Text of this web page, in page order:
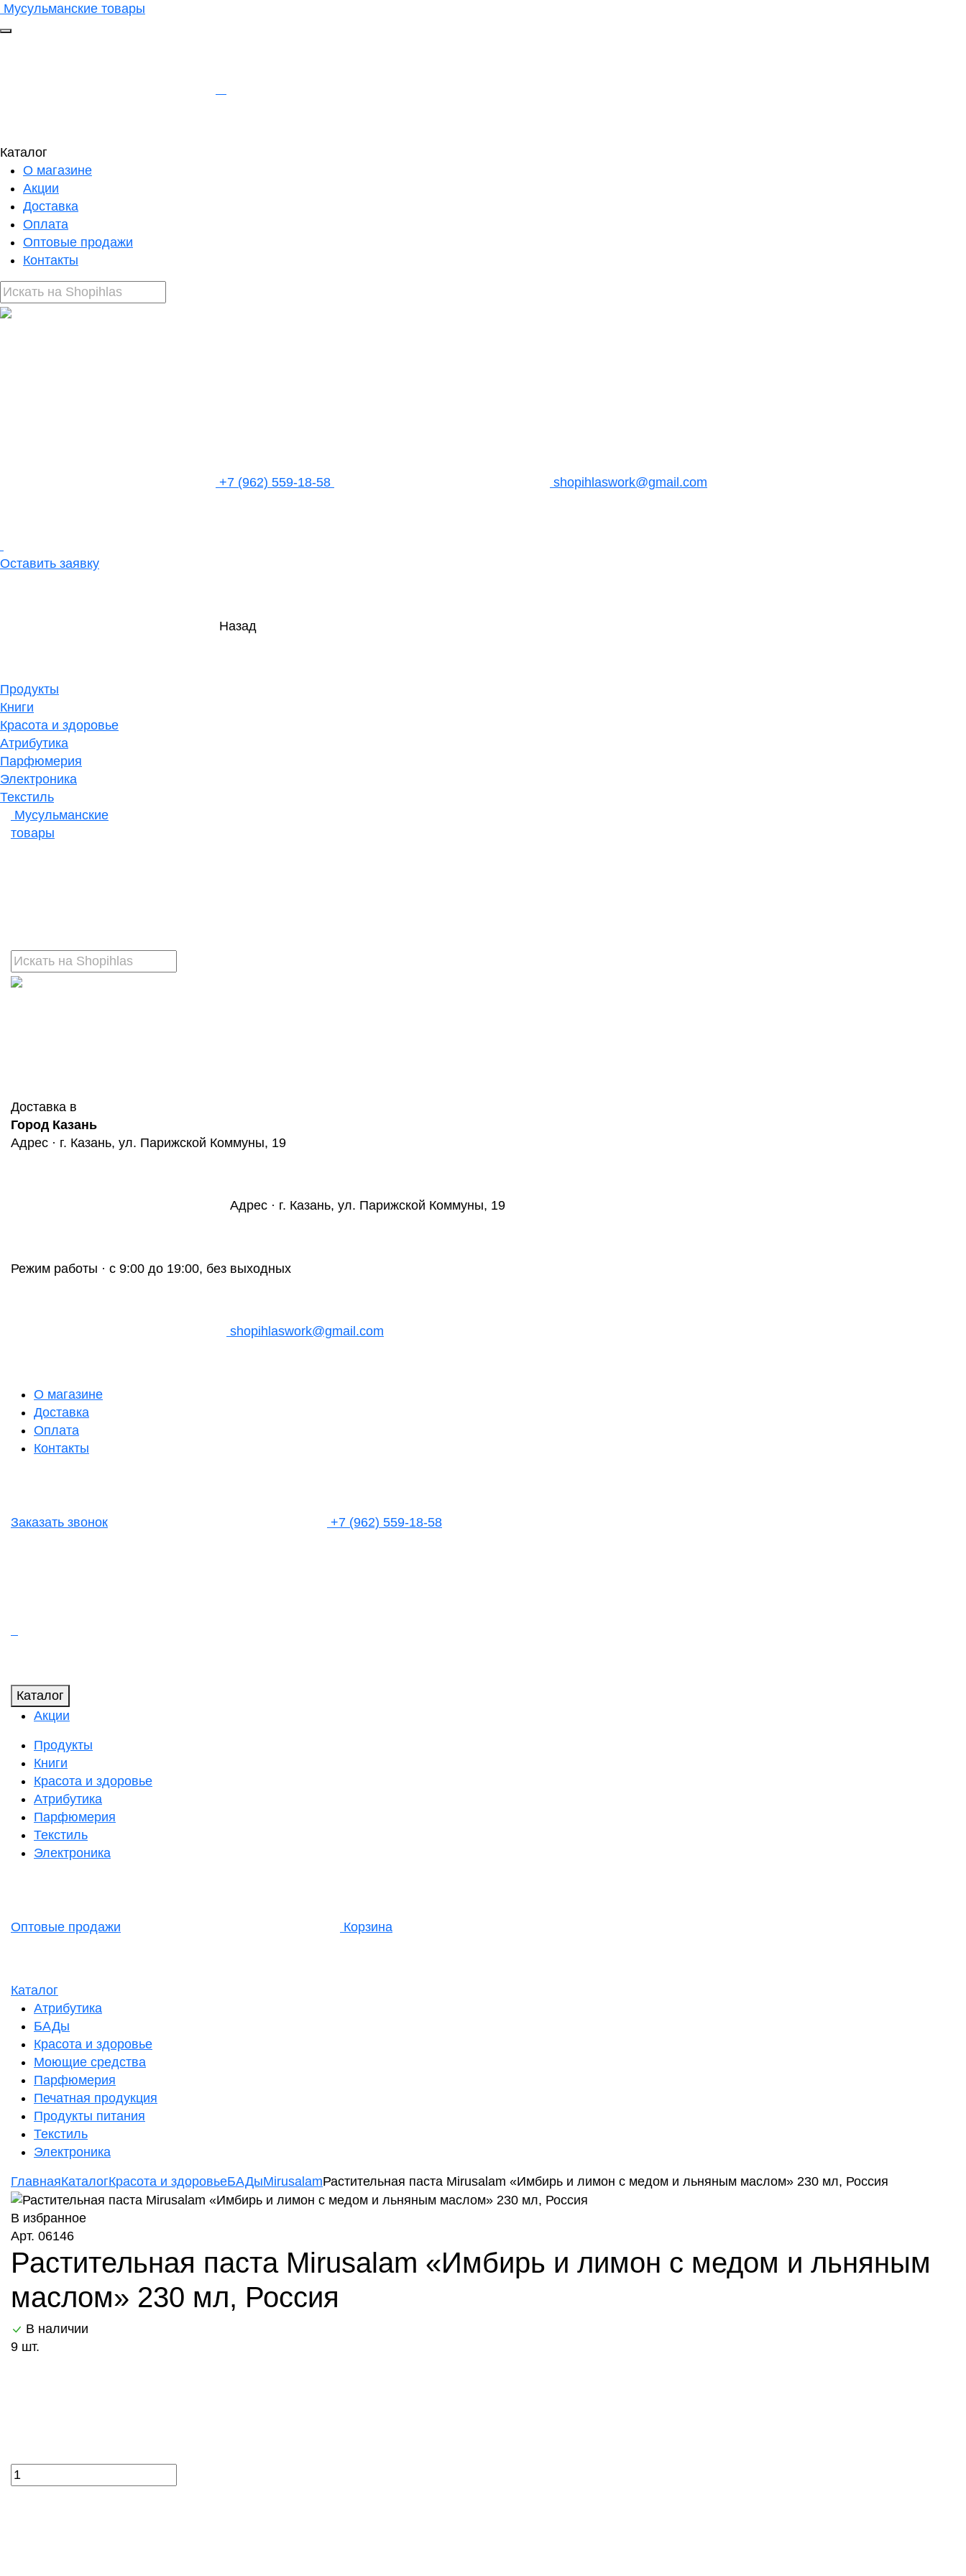
Мусульманские товары
Каталог
О магазине
Акции
Доставка
Оплата
Оптовые продажи
Контакты
+7 (962) 559-18-58 shopihlaswork@gmail.com
Оставить заявку
Назад
Продукты
Книги
Красота и здоровье
Атрибутика
Парфюмерия
Электроника
Текстиль
Мусульманские
товары
Доставка в
Город Казань
Адрес · г. Казань, ул. Парижской Коммуны, 19
Адрес · г. Казань, ул. Парижской Коммуны, 19
Режим работы · с 9:00 до 19:00, без выходных
shopihlaswork@gmail.com
О магазине
Доставка
Оплата
Контакты
Заказать звонок +7 (962) 559-18-58
Каталог
Акции
Продукты
Книги
Красота и здоровье
Атрибутика
Парфюмерия
Текстиль
Электроника
Оптовые продажи Корзина
Каталог
Атрибутика
БАДы
Красота и здоровье
Моющие средства
Парфюмерия
Печатная продукция
Продукты питания
Текстиль
Электроника
ГлавнаяКаталогКрасота и здоровьеБАДыMirusalamРастительная паста Mirusalam «Имбирь и лимон с медом и льняным маслом» 230 мл, Россия
В избранное
Арт. 06146
Растительная паста Mirusalam «Имбирь и лимон с медом и льняным
маслом» 230 мл, Россия
В наличии
9 шт.